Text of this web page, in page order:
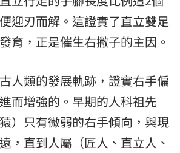
迎刃而解。這證實了直立雙足
育，正是催生右撇子的主因。
人類的發展軌跡，證實右手偏
而增強的。早期的人科祖先
猿）只有微弱的右手傾向，與現
，直到人屬（匠人、直立人、